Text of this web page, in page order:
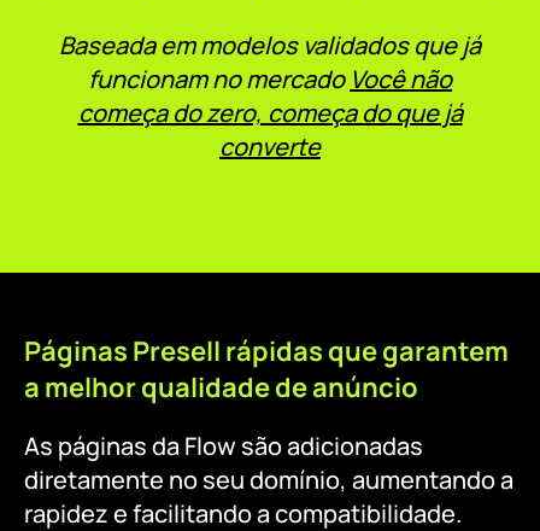
Baseada em modelos validados que já
funcionam no mercado Você não
começa do zero, começa do que já
converte
Páginas Presell rápidas que garantem
a melhor qualidade de anúncio
As páginas da Flow são adicionadas
diretamente no seu domínio, aumentando a
rapidez e facilitando a compatibilidade.